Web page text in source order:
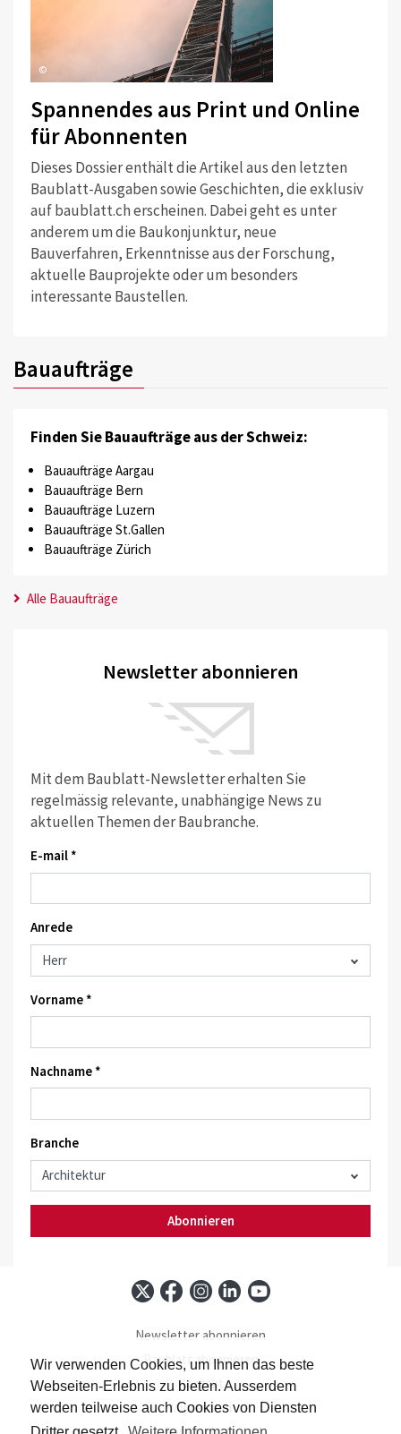
Wir verwenden Cookies, um Ihnen das beste
Webseiten-Erlebnis zu bieten. Ausserdem
werden teilweise auch Cookies von Diensten
©
Spannendes aus Print und Online
für Abonnenten
Dieses Dossier enthält die Artikel aus den letzten
Baublatt-Ausgaben sowie Geschichten, die exklusiv
auf baublatt.ch erscheinen. Dabei geht es unter
anderem um die Baukonjunktur, neue
Bauverfahren, Erkenntnisse aus der Forschung,
aktuelle Bauprojekte oder um besonders
interessante Baustellen.
Bauaufträge
Finden Sie Bauaufträge aus der Schweiz:
Bauaufträge Aargau
Bauaufträge Bern
Bauaufträge Luzern
Bauaufträge St.Gallen
Bauaufträge Zürich
Alle Bauaufträge
Newsletter abonnieren
Mit dem Baublatt-Newsletter erhalten Sie
regelmässig relevante, unabhängige News zu
aktuellen Themen der Baubranche.
E-mail *
Anrede
Vorname *
Nachname *
Branche
Abonnieren
Newsletter abonnieren
Baublatt abonnieren
Kontakt
Impressum